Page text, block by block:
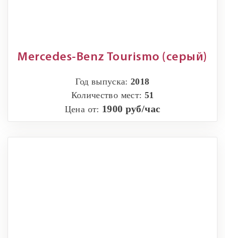
Mercedes-Benz Tourismo (серый)
Год выпуска:2018
Количество мест: 51
Цена от: 1900 руб/час